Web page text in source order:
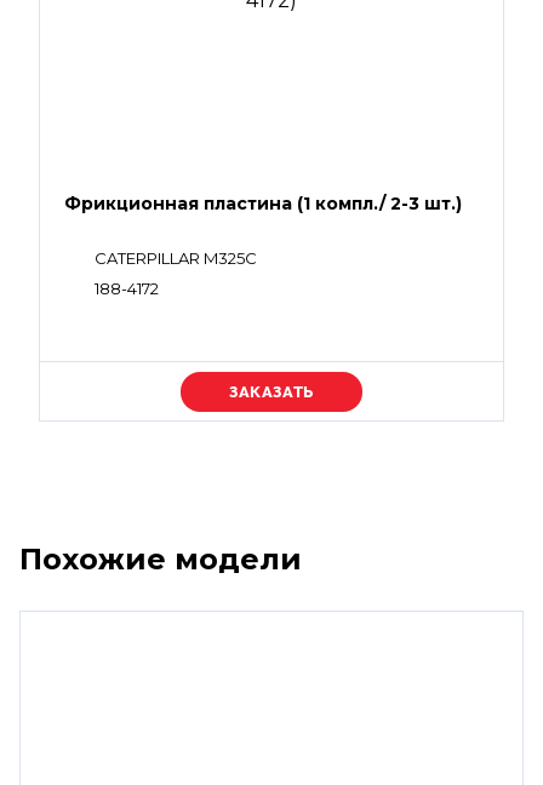
Фрикционная пластина (1 компл./ 2-3 шт.)
CATERPILLAR M325C
188-4172
Уточняйте цену
Похожие модели